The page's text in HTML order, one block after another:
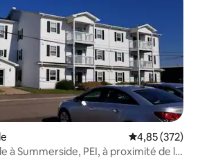
Note
4,85 (372)
Summerside, PEI, à proximité de la